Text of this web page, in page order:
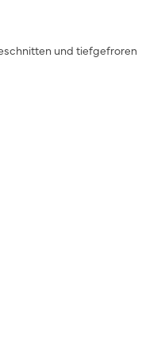
und tiefgefroren